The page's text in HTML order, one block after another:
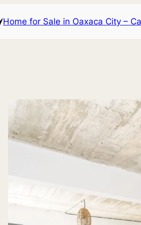
Home for Sale in Oaxaca City –